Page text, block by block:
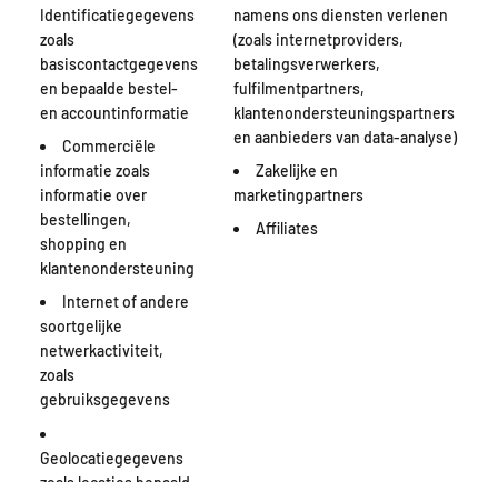
Identificatiegegevens
zoals
basiscontactgegevens
en bepaalde bestel-
en accountinformatie
Commerciële
informatie zoals
informatie over
bestellingen,
shopping en
klantenondersteuning
Internet of andere
soortgelijke
netwerkactiviteit,
zoals
gebruiksgegevens
Geolocatiegegevens
namens ons diensten verlenen
(zoals internetproviders,
betalingsverwerkers,
fulfilmentpartners,
klantenondersteuningspartners
en aanbieders van data-analyse)
Zakelijke en
marketingpartners
Affiliates